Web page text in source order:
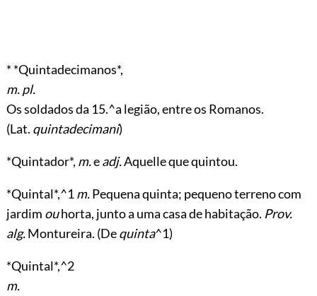
* *Quintadecimanos*,
m. pl.
Os soldados da 15.^a legião, entre os Romanos.
(Lat. quintadecimani)
*Quintador*, m.eadj.Aquelle que quintou.
*Quintal*,^1m.Pequena quinta; pequeno terreno com
jardim ouhorta, junto a uma casa de habitação. Prov.
alg.Montureira. (Dequinta^1)
*Quintal*,^2
m.